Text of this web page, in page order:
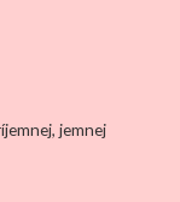
jemnej